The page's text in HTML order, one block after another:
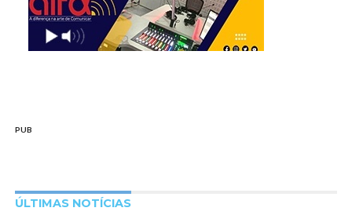
PUB
ÚLTIMAS NOTÍCIAS